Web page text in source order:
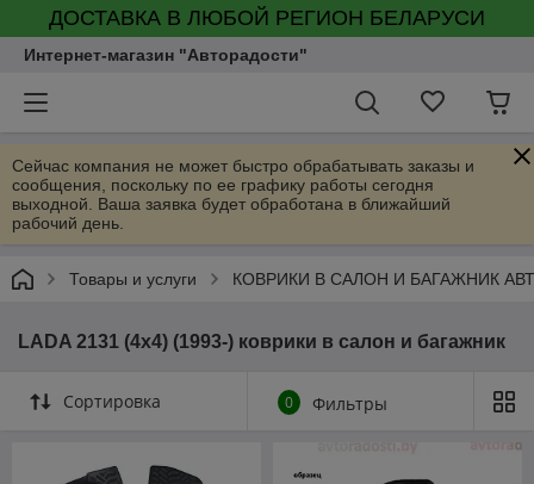
ДОСТАВКА В ЛЮБОЙ РЕГИОН БЕЛАРУСИ
Интернет-магазин "Авторадости"
Сейчас компания не может быстро обрабатывать заказы и
сообщения, поскольку по ее графику работы сегодня
выходной. Ваша заявка будет обработана в ближайший
рабочий день.
Товары и услуги КОВРИКИ В САЛОН И БАГАЖНИК
LADA 2131 (4x4) (1993-) коврики в салон и багажник
Сортировка 0 Фильтры